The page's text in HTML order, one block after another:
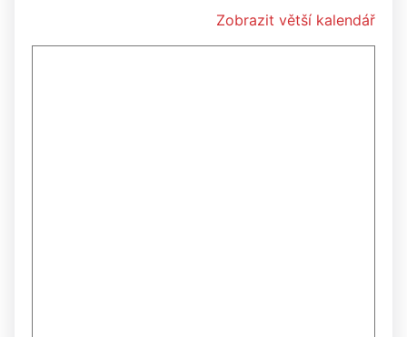
Zobrazit větší kalendář